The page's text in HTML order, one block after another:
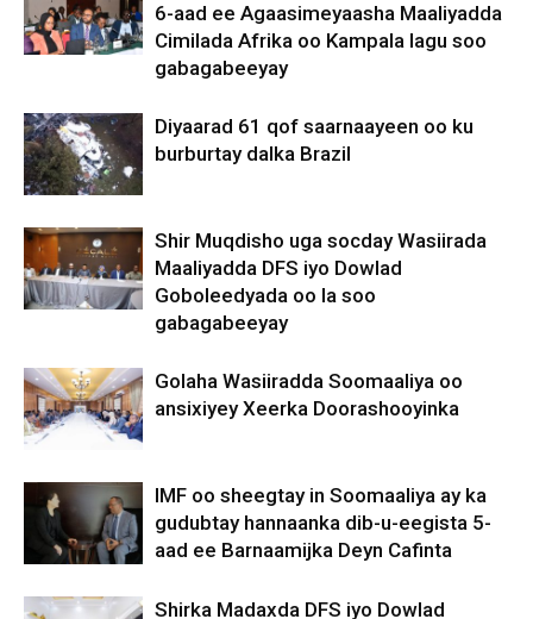
6-aad ee Agaasimeyaasha Maaliyadda
Cimilada Afrika oo Kampala lagu soo
gabagabeeyay
Diyaarad 61 qof saarnaayeen oo ku
burburtay dalka Brazil
Shir Muqdisho uga socday Wasiirada
Maaliyadda DFS iyo Dowlad
Goboleedyada oo la soo
gabagabeeyay
Golaha Wasiiradda Soomaaliya oo
ansixiyey Xeerka Doorashooyinka
IMF oo sheegtay in Soomaaliya ay ka
gudubtay hannaanka dib-u-eegista 5-
aad ee Barnaamijka Deyn Cafinta
Shirka Madaxda DFS iyo Dowlad